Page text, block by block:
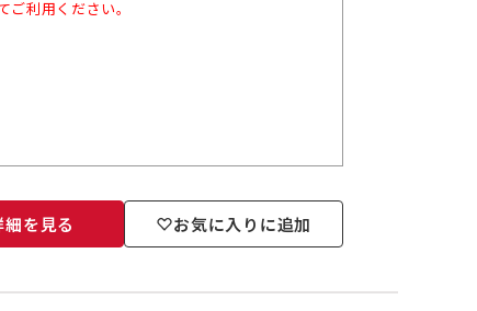
利用ください。
細を見る お気に入りに追加